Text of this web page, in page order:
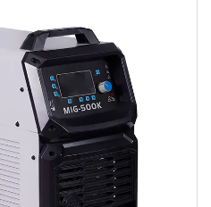
digital
de controle de
INFORMAÇÃO